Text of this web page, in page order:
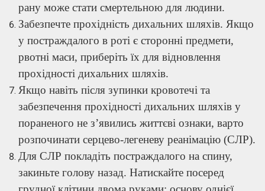
рану може стати смертельною для людини.
Забезпечте прохідність дихальних шляхів. Якщо
у постраждалого в роті є сторонні предмети,
рвотні маси, приберіть їх для відновлення
прохідності дихальних шляхів.
Якщо навіть після зупинки кровотечі та
забезпечення прохідності дихальних шляхів у
пораненого не з’явились життєві ознаки, варто
розпочинати серцево-легеневу реанімацію (СЛР).
Для СЛР покладіть постраждалого на спину,
закиньте голову назад. Натискайте посеред